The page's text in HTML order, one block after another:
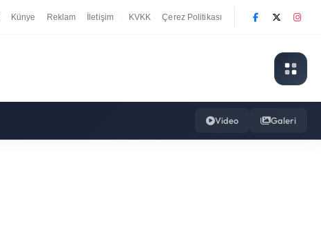
Künye Reklam İletişim KVKK Çerez Politikası
Video Galeri